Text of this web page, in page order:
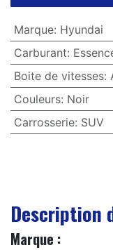
Marque: Hyundai
Carburant:
Boite de vitesses:
Couleurs: Noir
Carrosserie: SUV
Description